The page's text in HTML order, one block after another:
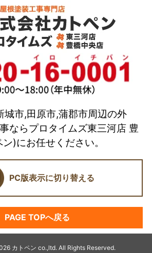
宜久よりご挨拶
由とは？
力
たい業者選びの7つのポイント
ー
城市,田原市,蒲郡市周辺の外
ならプロタイムズ東三河店 豊
)にお任せください。
PC版表示に切り替える
PAGE TOPへ戻る
カトペン co.,ltd. All Rights Reserved.